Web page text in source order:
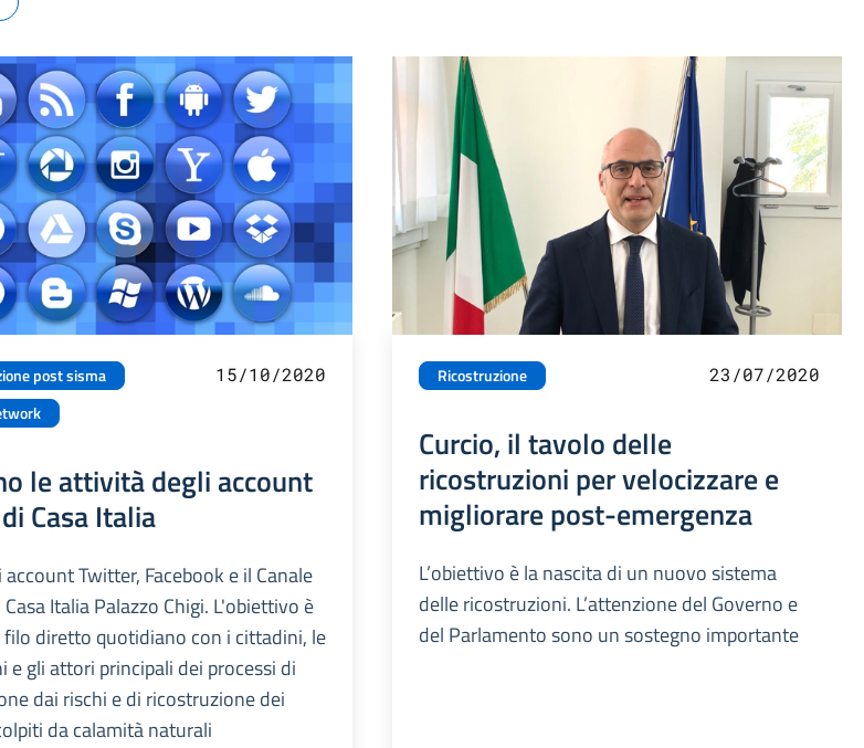
post sisma
15/10/2020
le attività degli account
Casa Italia
account Twitter, Facebook e il Canale
Casa Italia Palazzo Chigi. L'obiettivo è
filo diretto quotidiano con i cittadini, le
e gli attori principali dei processi di
dai rischi e di ricostruzione dei
da calamità naturali
Ricostruzione 23/07/2020
Curcio, il tavolo delle
ricostruzioni per velocizzare e
migliorare post-emergenza
L’obiettivo è la nascita di un nuovo sistema
delle ricostruzioni. L’attenzione del Governo e
del Parlamento sono un sostegno importante